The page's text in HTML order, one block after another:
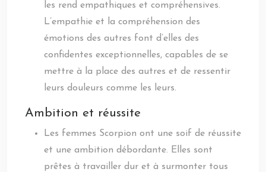
les rend empathiques et compréhensives.
L’empathie et la compréhension des
émotions des autres font d’elles des
confidentes exceptionnelles, capables de se
mettre à la place des autres et de ressentir
leurs douleurs comme les leurs.
Ambition et réussite
Les femmes Scorpion ont une soif de réussite
et une ambition débordante. Elles sont
prêtes à travailler dur et à surmonter tous